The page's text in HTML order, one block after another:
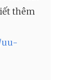
thêm
uu-